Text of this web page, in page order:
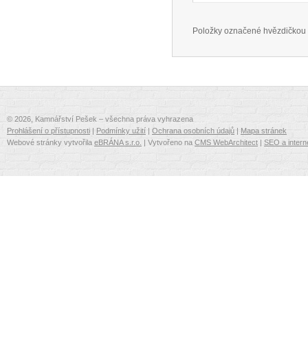
Položky označené hvězdičkou
© 2026, Kamnářství Pešek – všechna práva vyhrazena
Prohlášení o přístupnosti | Podmínky užití | Ochrana osobních údajů | Mapa stránek
Webové stránky vytvořila eBRÁNA s.r.o. | Vytvořeno na CMS WebArchitect | SEO a